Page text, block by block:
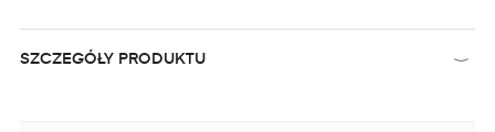
SZCZEGÓŁY PRODUKTU